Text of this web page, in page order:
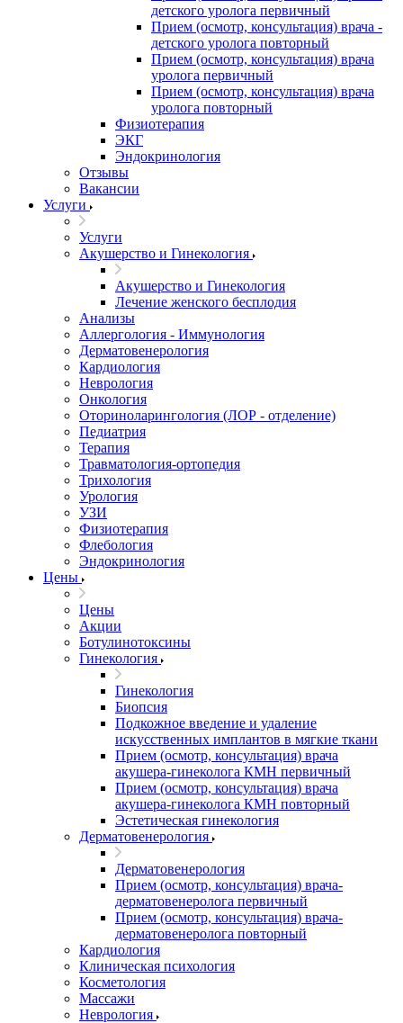
детского уролога первичный
Прием (осмотр, консультация) врача -
детского уролога повторный
Прием (осмотр, консультация) врача
уролога первичный
Прием (осмотр, консультация) врача
уролога повторный
Физиотерапия
ЭКГ
Эндокринология
Отзывы
Вакансии
Услуги
Услуги
Акушерство и Гинекология
Акушерство и Гинекология
Лечение женского бесплодия
Анализы
Аллергология - Иммунология
Дерматовенерология
Кардиология
Неврология
Онкология
Оториноларингология (ЛОР - отделение)
Педиатрия
Терапия
Травматология-ортопедия
Трихология
Урология
УЗИ
Физиотерапия
Флебология
Эндокринология
Цены
Цены
Акции
Ботулинотоксины
Гинекология
Гинекология
Биопсия
Подкожное введение и удаление
искусственных имплантов в мягкие ткани
Прием (осмотр, консультация) врача
акушера-гинеколога КМН первичный
Прием (осмотр, консультация) врача
акушера-гинеколога КМН повторный
Эстетическая гинекология
Дерматовенерология
Дерматовенерология
Прием (осмотр, консультация) врача-
дерматовенеролога первичный
Прием (осмотр, консультация) врача-
дерматовенеролога повторный
Кардиология
Клиническая психология
Косметология
Массажи
Неврология